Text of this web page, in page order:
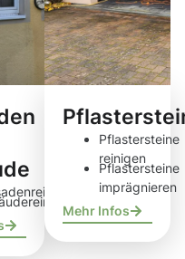
Pflastersteine
reinigen
Pflastersteine
imprägnieren
Mehr Infos